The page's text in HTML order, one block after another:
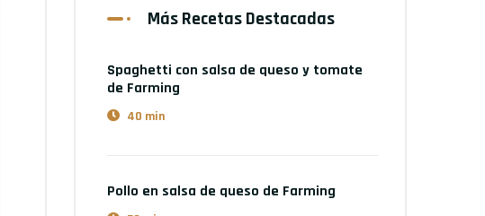
Más Recetas Destacadas
Spaghetti con salsa de queso y tomate
de Farming
40 min
Pollo en salsa de queso de Farming